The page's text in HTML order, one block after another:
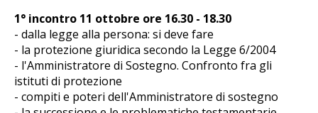
1° incontro 11 ottobre ore 16.30 - 18.30
- dalla legge alla persona: si deve fare
- la protezione giuridica secondo la Legge 6/2004
- l'Amministratore di Sostegno. Confronto fra gli
istituti di protezione
- compiti e poteri dell'Amministratore di sostegno